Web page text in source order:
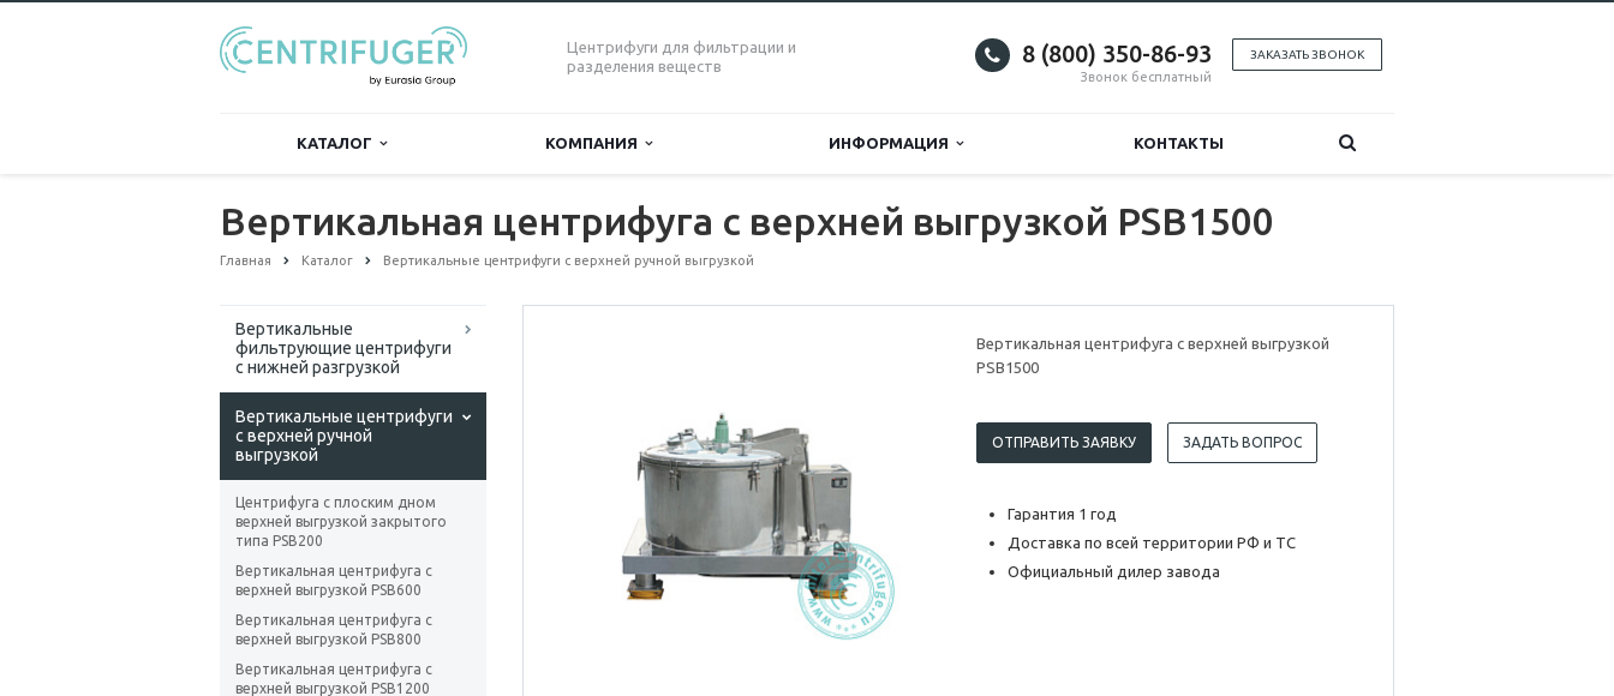
Центрифуги для фильтрации и
разделения веществ
ЗАКАЗАТЬ ЗВОНОК
8 (800) 350-86-93
Звонок бесплатный
КАТАЛОГ КОМПАНИЯ ИНФОРМАЦИЯ КОНТАКТЫ
Вертикальная центрифуга с верхней выгрузкой PSB1500
Главная Каталог Вертикальные центрифуги с верхней ручной выгрузкой
Вертикальные
фильтрующие центрифуги
с нижней разгрузкой
Вертикальные центрифуги
с верхней ручной
выгрузкой
Центрифуга с плоским дном
верхней выгрузкой закрытого
типа PSB200
Вертикальная центрифуга с
верхней выгрузкой PSB600
Вертикальная центрифуга с
верхней выгрузкой PSB800
Вертикальная центрифуга с
верхней выгрузкой PSB1200
Вертикальная центрифуга с верхней выгрузкой
PSB1500
ОТПРАВИТЬ ЗАЯВКУ ЗАДАТЬ ВОПРОС
Гарантия 1 год
Доставка по всей территории РФ и ТС
Официальный дилер завода